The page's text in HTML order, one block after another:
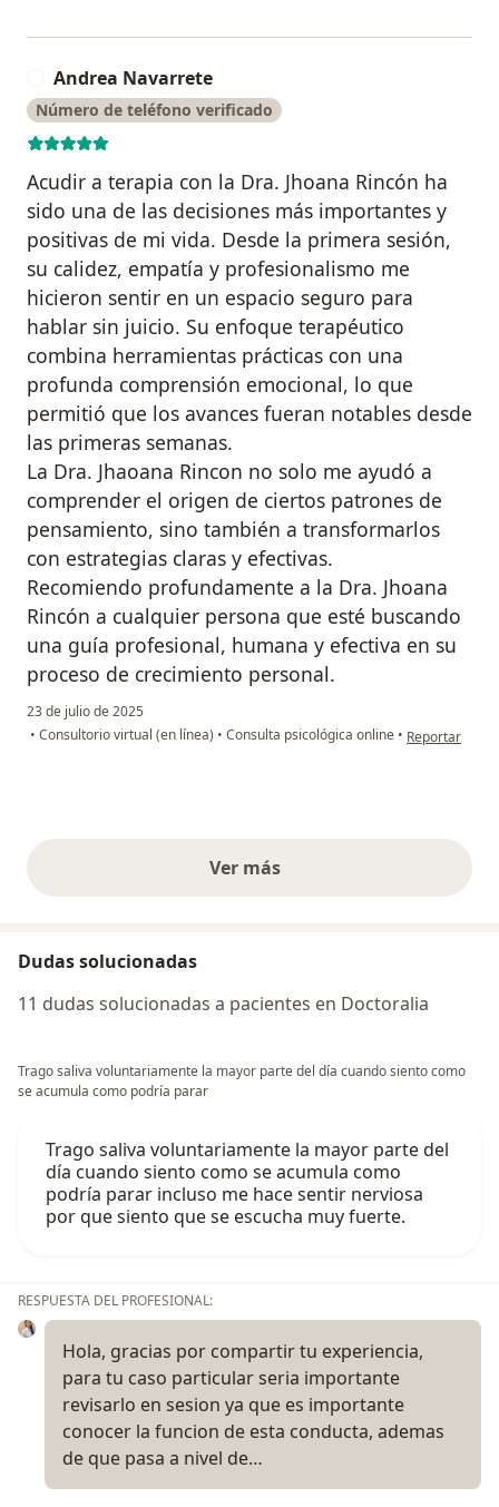
Andrea Navarrete
Número de teléfono verificado
Acudir a terapia con la Dra. Jhoana Rincón ha
sido una de las decisiones más importantes y
positivas de mi vida. Desde la primera sesión,
su calidez, empatía y profesionalismo me
hicieron sentir en un espacio seguro para
hablar sin juicio. Su enfoque terapéutico
combina herramientas prácticas con una
profunda comprensión emocional, lo que
permitió que los avances fueran notables desde
las primeras semanas.
La Dra. Jhaoana Rincon no solo me ayudó a
comprender el origen de ciertos patrones de
pensamiento, sino también a transformarlos
con estrategias claras y efectivas.
Recomiendo profundamente a la Dra. Jhoana
Rincón a cualquier persona que esté buscando
una guía profesional, humana y efectiva en su
proceso de crecimiento personal.
23 de julio de 2025
• Consultorio virtual (en línea) • Consulta psicológica online • en opinión
Reportar
Ver másopiniones anteriores
Dudas solucionadas
11 dudas solucionadas a pacientes en Doctoralia
Trago saliva voluntariamente la mayor parte del día cuando siento como
se acumula como podría parar
Trago saliva voluntariamente la mayor parte del
día cuando siento como se acumula como
podría parar incluso me hace sentir nerviosa
por que siento que se escucha muy fuerte.
RESPUESTA DEL PROFESIONAL:
Hola, gracias por compartir tu experiencia,
para tu caso particular seria importante
revisarlo en sesion ya que es importante
conocer la funcion de esta conducta, ademas
de que pasa a nivel de…